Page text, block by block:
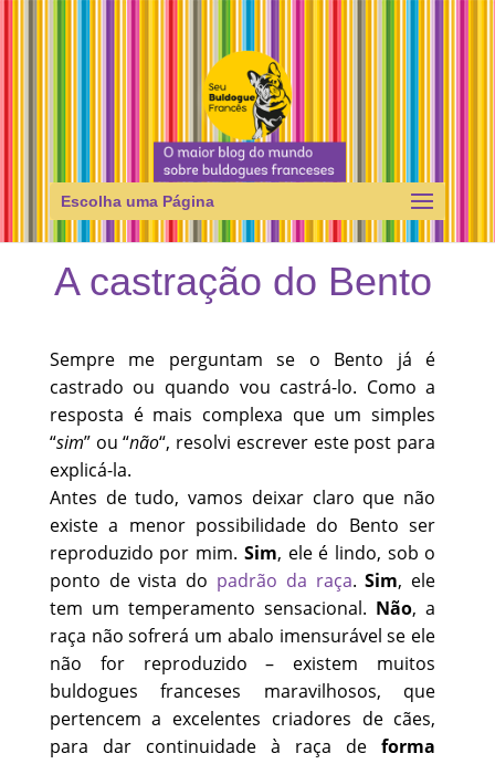
Escolha uma Página
A castração do Bento
Sempre me perguntam se o Bento já é
castrado ou quando vou castrá-lo. Como a
resposta é mais complexa que um simples
“sim” ou “não“, resolvi escrever este post para
explicá-la.
Antes de tudo, vamos deixar claro que não
existe a menor possibilidade do Bento ser
reproduzido por mim. Sim, ele é lindo, sob o
ponto de vista do padrão da raça.Sim, ele
tem um temperamento sensacional. Não, a
raça não sofrerá um abalo imensurável se ele
não for reproduzido – existem muitos
buldogues franceses maravilhosos, que
pertencem a excelentes criadores de cães,
para dar continuidade à raça deforma